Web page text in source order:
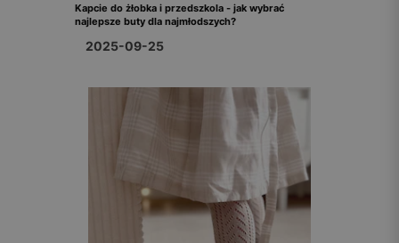
Kapcie do żłobka i przedszkola - jak wybrać
najlepsze buty dla najmłodszych?
2025-09-25